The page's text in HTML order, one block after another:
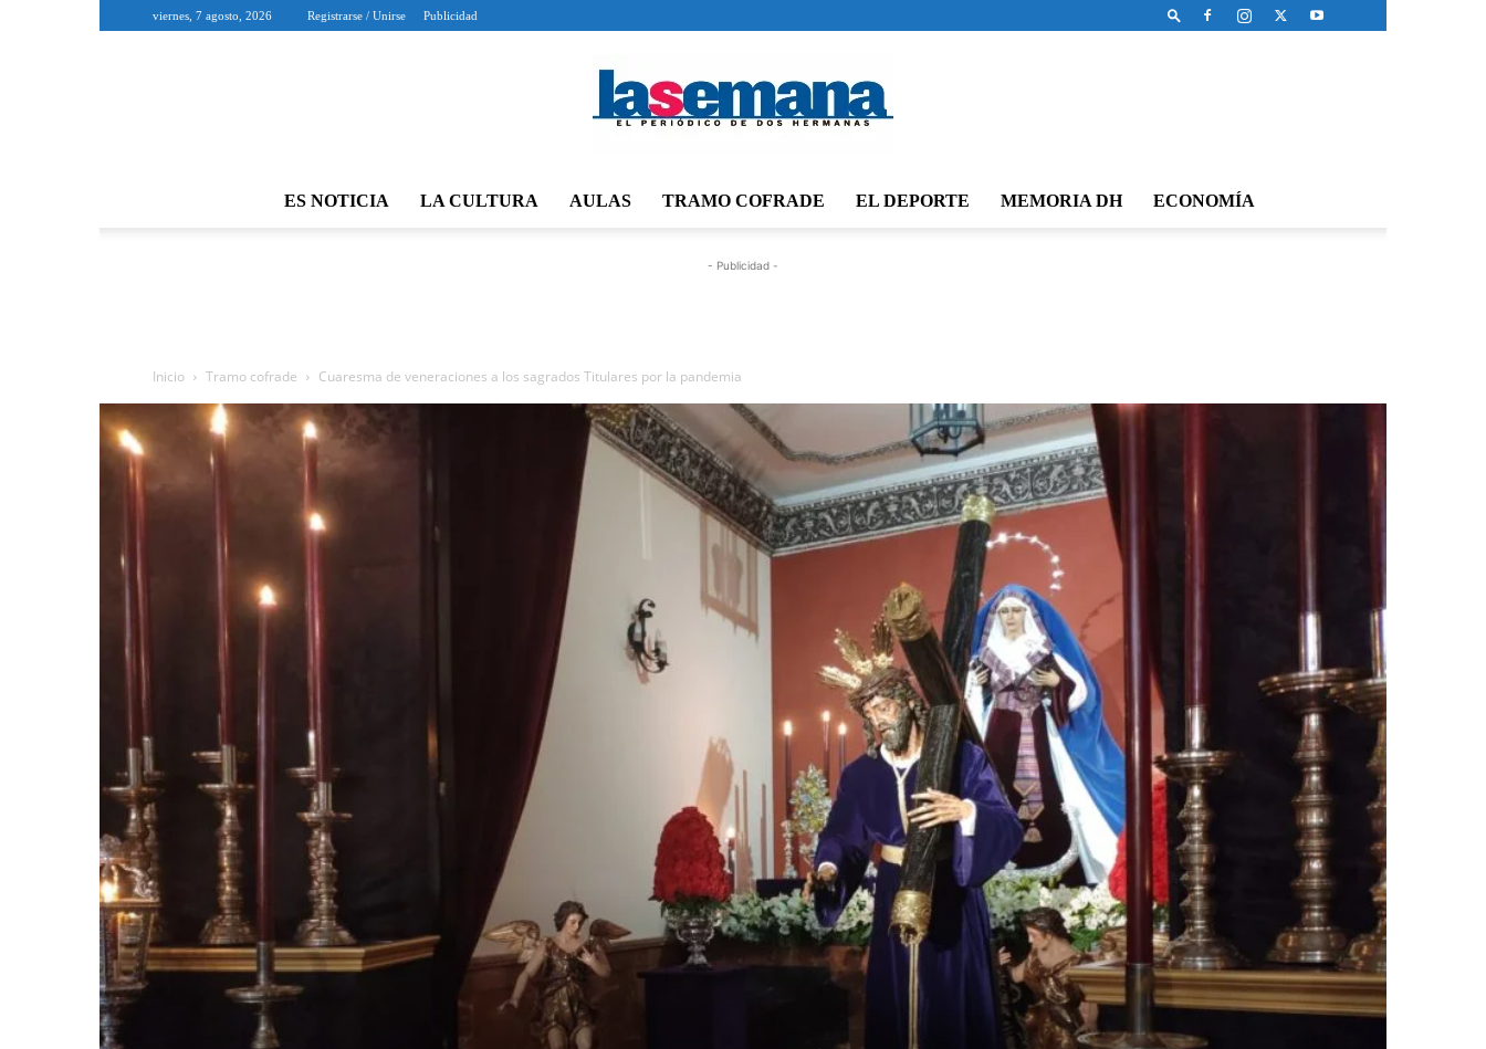
viernes, 7 agosto, 2026 Registrarse / Unirse Publicidad
Semana
ES NOTICIA LA CULTURA AULAS TRAMO COFRADE EL DEPORTE MEMORIA DH ECONOMÍA
- Publicidad -
Inicio Tramo cofrade Cuaresma de veneraciones a los sagrados Titulares por la pandemia